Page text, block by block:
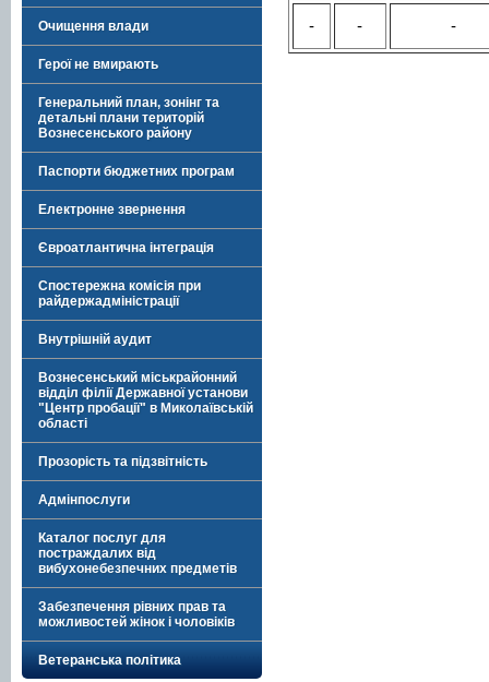
Очищення влади
Герої не вмирають
Генеральний план, зонінг та
детальні плани територій
Вознесенського району
Паспорти бюджетних програм
Електронне звернення
Євроатлантична інтеграція
Спостережна комісія при
райдержадміністрації
Внутрішній аудит
Вознесенський міськрайонний
відділ філії Державної установи
"Центр пробації" в Миколаївській
області
Прозорість та підзвітність
Адмінпослуги
Каталог послуг для
постраждалих від
вибухонебезпечних предметів
Забезпечення рівних прав та
можливостей жінок і чоловіків
Ветеранська політика
- - -